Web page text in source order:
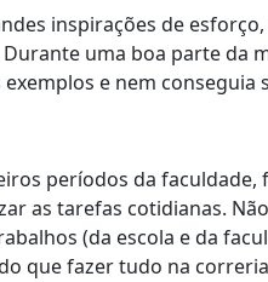
inspirações de
uma boa parte da
e nem conseguia
períodos da
as tarefas cotidianas.
(da escola e da
que fazer tudo na